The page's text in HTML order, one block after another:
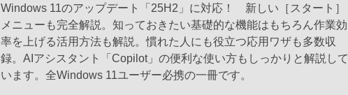
Windows 11のアップデート「25H2」に対応！ 新しい［スタート］
メニューも完全解説。知っておきたい基礎的な機能はもちろん作業効
率を上げる活用方法も解説。慣れた人にも役立つ応用ワザも多数収
録。AIアシスタント「Copilot」の便利な使い方もしっかりと解説して
います。全Windows 11ユーザー必携の一冊です。